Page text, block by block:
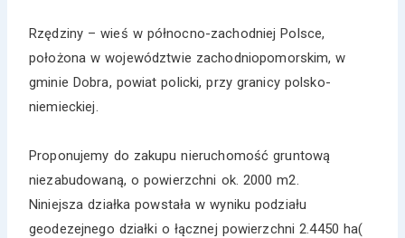
Rzędziny – wieś w północno-zachodniej Polsce,
położona w województwie zachodniopomorskim, w
gminie Dobra, powiat policki, przy granicy polsko-
niemieckiej.
Proponujemy do zakupu nieruchomość gruntową
niezabudowaną, o powierzchni ok. 2000 m2.
Niniejsza działka powstała w wyniku podziału
geodezejnego działki o łącznej powierzchni 2.4450 ha(